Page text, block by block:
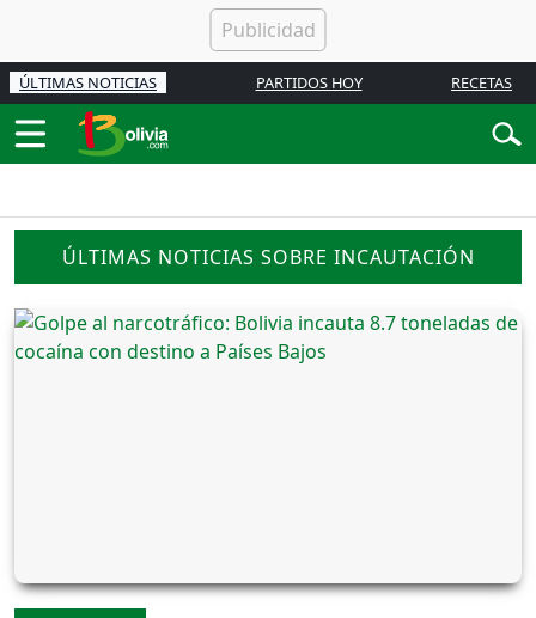
ÚLTIMAS NOTICIAS PARTIDOS HOY RECETAS
ÚLTIMAS NOTICIAS SOBRE INCAUTACIÓN